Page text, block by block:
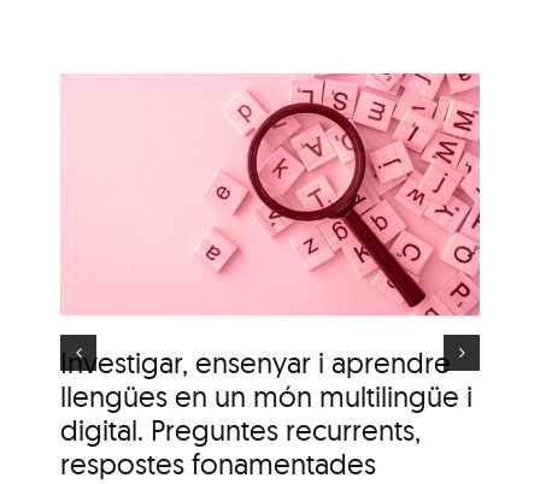
Investigar, ensenyar i aprendre
llengües en un món multilingüe i
digital. Preguntes recurrents,
respostes fonamentades
Itinerari personal: “El
clima urbà de la ciutat
d’Olot”